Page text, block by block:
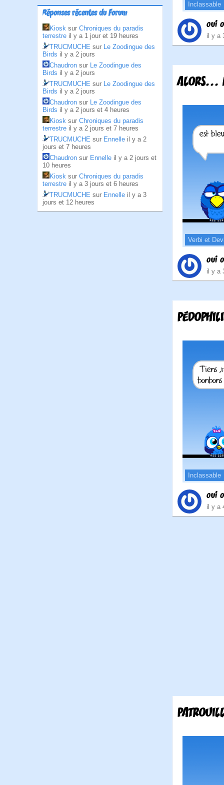
Réponses récentes du Forum
Kiosk sur Chroniques du paradis
terrestre il y a 1 jour et 19 heures
TRUCMUCHE sur Le Zoodingue des
Birds il y a 2 jours
Chaudron sur Le Zoodingue des
Birds il y a 2 jours
TRUCMUCHE sur Le Zoodingue des
Birds il y a 2 jours
Chaudron sur Le Zoodingue des
Birds il y a 2 jours et 4 heures
Kiosk sur Chroniques du paradis
terrestre il y a 2 jours et 7 heures
TRUCMUCHE sur Ennelle il y a 2
jours et 7 heures
Chaudron sur Ennelle il y a 2 jours et
10 heures
Kiosk sur Chroniques du paradis
terrestre il y a 3 jours et 6 heures
TRUCMUCHE sur Ennelle il y a 3
jours et 12 heures
Inclassable
oui
il y a
ALORS...
Verbi et
oui
il y a
Inclassable
oui
il y a